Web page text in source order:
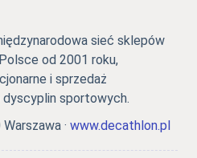
sieć sklepów
od 2001 roku,
i sprzedaż
sportowych.
· www.decathlon.pl